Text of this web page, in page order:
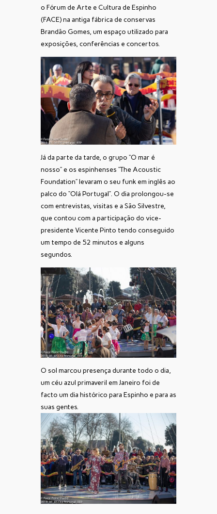
o Fórum de Arte e Cultura de Espinho
(FACE) na antiga fábrica de conservas
Brandão Gomes, um espaço utilizado para
exposições, conferências e concertos.
Já da parte da tarde, o grupo “O mar é
nosso” e os espinhenses “The Acoustic
Foundation” levaram o seu funk em inglês ao
palco do “Olá Portugal”. O dia prolongou-se
com entrevistas, visitas e a São Silvestre,
que contou com a participação do vice-
presidente Vicente Pinto tendo conseguido
um tempo de 52 minutos e alguns
segundos.
O sol marcou presença durante todo o dia,
um céu azul primaveril em Janeiro foi de
facto um dia histórico para Espinho e para as
suas gentes.